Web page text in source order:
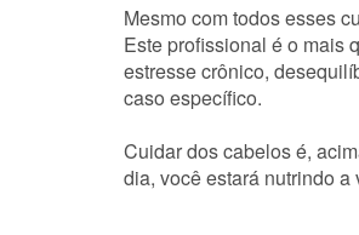
Mesmo com todos esses
Este profissional é o mais
estresse crônico,
caso específico.
Cuidar dos cabelos é,
dia, você estará nutrindo